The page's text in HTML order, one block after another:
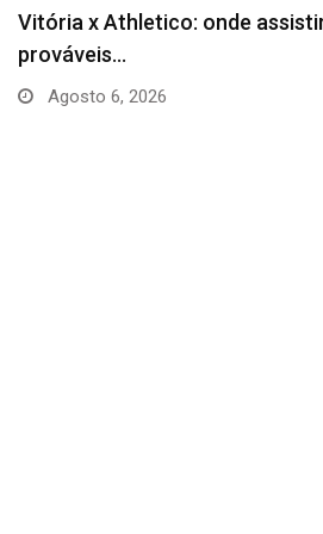
Vitória x Athletico: onde
prováveis…
Agosto 6, 2026